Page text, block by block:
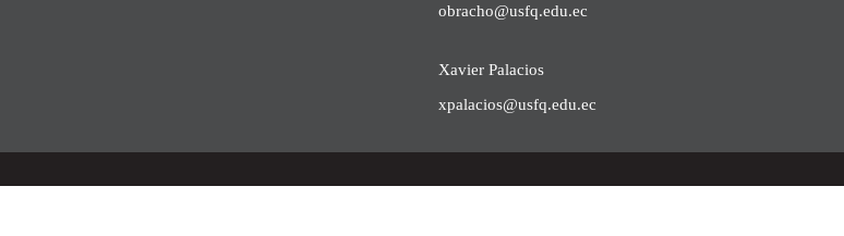
obracho@usfq.edu.ec
Xavier Palacios
xpalacios@usfq.edu.ec